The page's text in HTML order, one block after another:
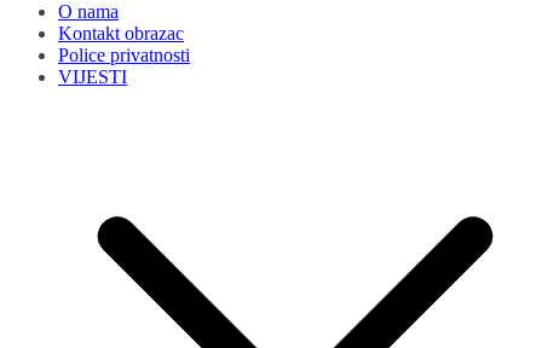
O nama
Kontakt obrazac
Police privatnosti
VIJESTI